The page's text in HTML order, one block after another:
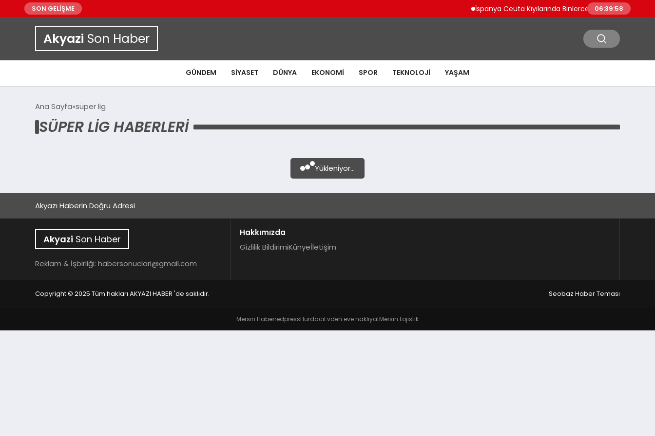
SON GELİŞME İspanya Ceuta Kıyılarında Binlerce Göçmen Tehlikeli
06:39:58
Akyazi Son Haber
GÜNDEM SIYASET DÜNYA EKONOMI SPOR TEKNOLOJI YAŞAM
Ana Sayfa süper lig
SÜPER LIG HABERLERI
Yükleniyor...
Akyazı Haberin Doğru Adresi
Akyazi Son Haber
Reklam & İşbirliği: habersonuclari@gmail.com
Hakkımızda
Gizlilik BildirimiKünyeİletişim
Copyright © 2025 Tüm hakları AKYAZI HABER 'de saklıdır. Seobaz Haber Teması
Mersin HaberredpressHurdacıEvden eve nakliyatMersin Lojistik